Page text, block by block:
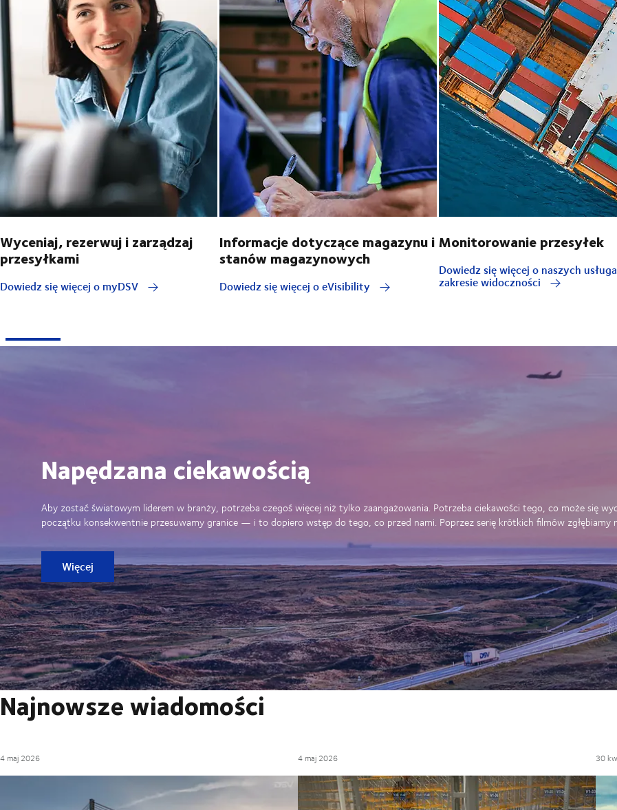
Wyceniaj, rezerwuj i zarządzaj
przesyłkami
Dowiedz się więcej o myDSV
Informacje dotyczące magazynu i
stanów magazynowych
Dowiedz się więcej o eVisibility
Monitorowanie przesyłek
Dowiedz się więcej o naszych
zakresie widoczności
Napędzana ciekawością
Aby zostać światowym liderem w branży, potrzeba czegoś więcej niż tylko zaangażowania. Potrzeba ciekawości tego, co może się
początku konsekwentnie przesuwamy granice — i to dopiero wstęp do tego, co przed nami. Poprzez serię krótkich filmów zgłębiamy
Więcej
Najnowsze wiadomości
4 maj 2026 4 maj 2026 30